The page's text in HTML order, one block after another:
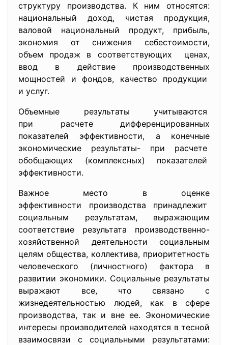
структуру производства. К ним относятся:
национальный доход, чистая продукция,
валовой национальный продукт, прибыль,
экономия от снижения себестоимости,
объем продаж в соответствующих ценах,
ввод в действие производственных
мощностей и фондов, качество продукции
и услуг.
Объемные результаты учитываются
при расчете дифференцированных
показателей эффективности, а конечные
экономические результаты- при расчете
обобщающих (комплексных) показателей
эффективности.
Важное место в оценке
эффективности производства принадлежит
социальным результатам, выражающим
соответствие результата производственно-
хозяйственной деятельности социальным
целям общества, коллектива, приоритетность
человеческого (личностного) фактора в
развитии экономики. Социальные результаты
выражают все, что связано с
жизнедеятельностью людей, как в сфере
производства, так и вне ее. Экономические
интересы производителей находятся в тесной
взаимосвязи с социальными результатами: